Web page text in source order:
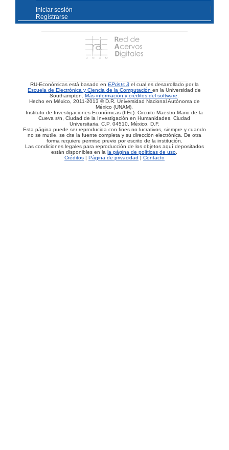
Iniciar sesión
Registrarse
RU-Económicas está basado en EPrints 3 el cual es desarrollado por la
Escuela de Electrónica y Ciencia de la Computaciónen la Universidad de
Southampton.Más información y créditos del software.
Hecho en México, 2011-2013 © D.R. Universidad Nacional Autónoma de
México (UNAM).
Instituto de Investigaciones Económicas (IIEc). Circuito Maestro Mario de la
Cueva s/n, Ciudad de la Investigación en Humanidades, Ciudad
Universitaria, C.P. 04510, México, D.F.
Esta página puede ser reproducida con fines no lucrativos, siempre y cuando
no se mutile, se cite la fuente completa y su dirección electrónica. De otra
forma requiere permiso previo por escrito de la institución.
Las condiciones legales para reproducción de los objetos aquí depositados
están disponibles en lala página de políticas de uso.
Créditos| Página de privacidad | Contacto